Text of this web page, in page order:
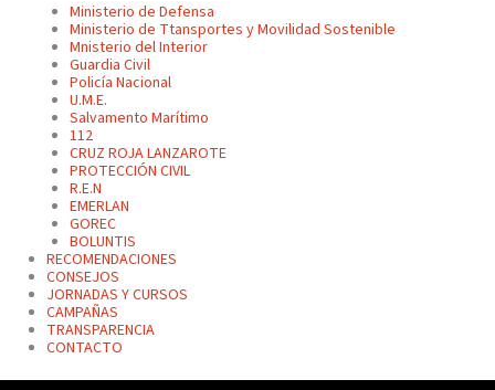
Ministerio de Defensa
Ministerio de Ttansportes y Movilidad Sostenible
Mnisterio del Interior
Guardia Civil
Policía Nacional
U.M.E.
Salvamento Marítimo
112
CRUZ ROJA LANZAROTE
PROTECCIÓN CIVIL
R.E.N
EMERLAN
GOREC
BOLUNTIS
RECOMENDACIONES
CONSEJOS
JORNADAS Y CURSOS
CAMPAÑAS
TRANSPARENCIA
CONTACTO